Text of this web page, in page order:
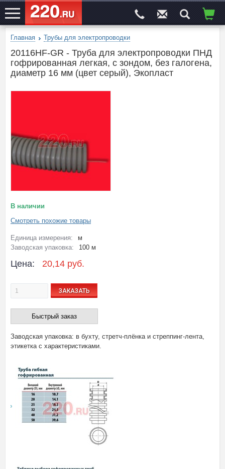
ЭЛЕКТРОСАЙТ№1
Главная Трубы для электропроводки
20116HF-GR - Труба для электропроводки ПНД
гофрированная легкая, с зондом, без галогена,
диаметр 16 мм (цвет серый), Экопласт
В наличии
Смотреть похожие товары
Единица измерения:
м
Заводская упаковка:
100 м
Цена: 20,14 руб.
ЗАКАЗАТЬ
Быстрый заказ
Заводская упаковка: в бухту, стретч-плёнка и стреппинг-лента,
этикетка с характеристиками.